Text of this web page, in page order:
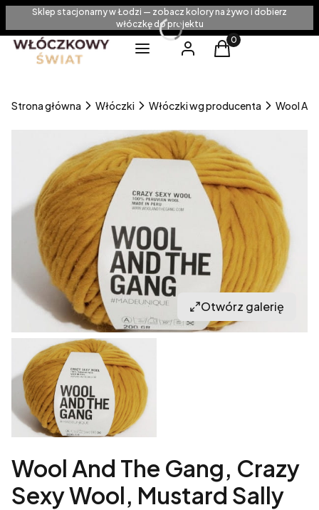
Sklep stacjonarny w Łodzi — zobacz kolory na żywo i dobierz
włóczkę do projektu
Menu
Zaloguj sięProdukty w
Koszyk
Strona główna Włóczki Włóczki wg producenta Wool
Otwórz galerię
Wool And The Gang, Crazy
Sexy Wool, Mustard Sally